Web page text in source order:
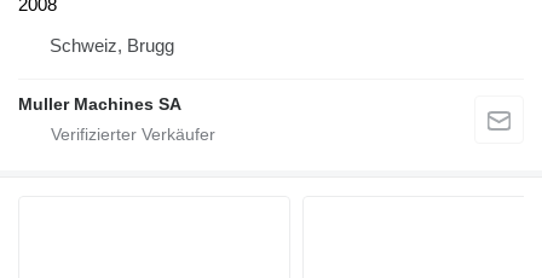
Schweiz, Brugg
Muller Machines SA